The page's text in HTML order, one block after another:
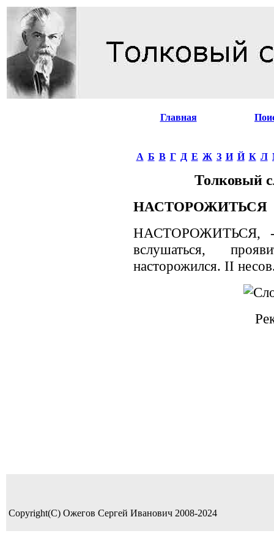
Главная
А Б В Г Д Е Ж З И Й К Л
Толковый
НАСТОРОЖИТЬСЯ
НАСТОРОЖИТЬСЯ, -
вслушаться,
насторожился. II
Copyright(C) Ожегов Сергей Иванович 2008-2024